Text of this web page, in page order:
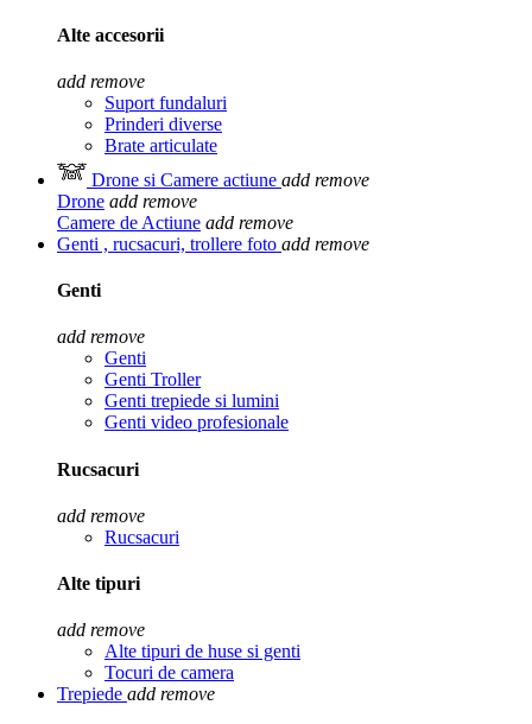
Alte accesorii
add remove
Suport fundaluri
Prinderi diverse
Brate articulate
Drone si Camere actiune add remove
Drone add remove
Camere de Actiune add remove
Genti , rucsacuri, trollere foto add remove
Genti
add remove
Genti
Genti Troller
Genti trepiede si lumini
Genti video profesionale
Rucsacuri
add remove
Rucsacuri
Alte tipuri
add remove
Alte tipuri de huse si genti
Tocuri de camera
Trepiede add remove